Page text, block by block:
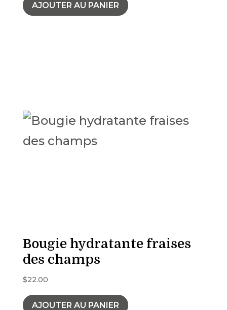
AJOUTER AU PANIER
Bougie hydratante fraises
des champs
$22.00
AJOUTER AU PANIER